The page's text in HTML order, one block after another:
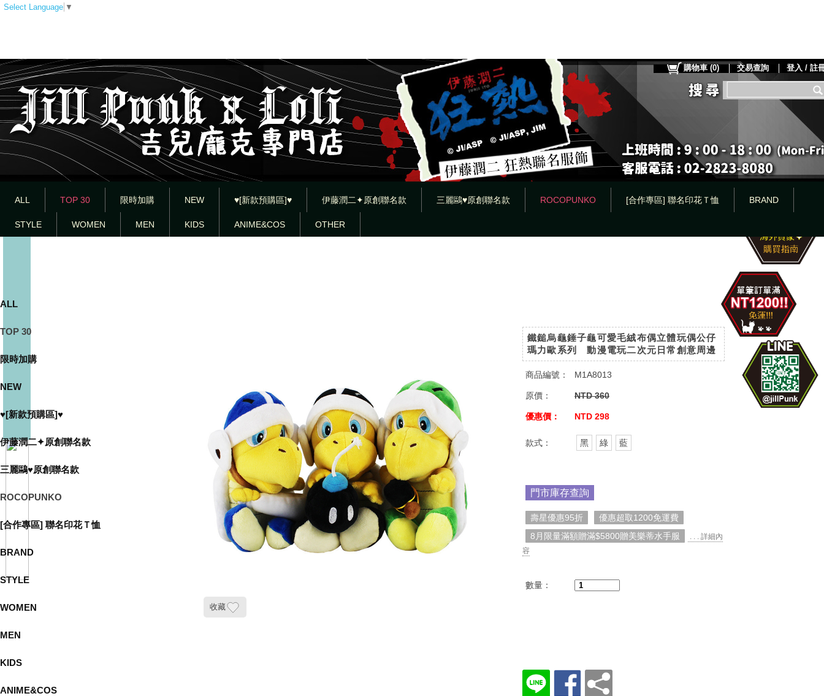
Select Language ▼
ALL TOP 30 限時加購 NEW ♥[新款預購區]♥ 伊藤潤二✦原創聯名款 三麗鷗♥原創聯名款 ROCOPUNKO [合作專區] 聯名印花Ｔ恤 BRAND
STYLE WOMEN MEN KIDS ANIME&COS OTHER
購物車 (0) 交易查詢 登入 / 註
ALL
TOP 30
限時加購
NEW
♥[新款預購區]♥
伊藤潤二✦原創聯名款
三麗鷗♥原創聯名款
ROCOPUNKO
[合作專區] 聯名印花Ｔ恤
BRAND
STYLE
WOMEN
MEN
KIDS
ANIME&COS
收藏
鐵鎚烏龜錘子龜可愛毛絨布偶立體玩偶公仔
瑪力歐系列 動漫電玩二次元日常創意周邊
商品編號： M1A8013
原價： NTD 360
優惠價： NTD 298
款式： 黑 綠 藍
門市庫存查詢
壽星優惠95折
優惠超取1200免運費
8月限量滿額贈滿$5800贈美樂蒂水手服
. . . 詳細內
容
數量：